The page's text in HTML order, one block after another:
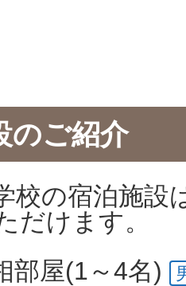
のご紹介
校の宿泊施設
だけます。
部屋(1～4名)